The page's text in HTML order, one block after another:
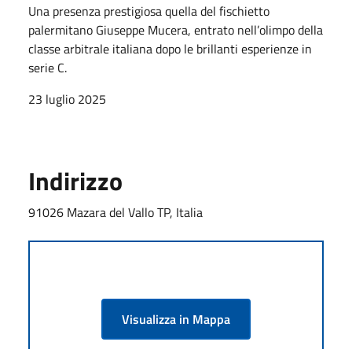
Una presenza prestigiosa quella del fischietto
palermitano Giuseppe Mucera, entrato nell’olimpo della
classe arbitrale italiana dopo le brillanti esperienze in
serie C.
23 luglio 2025
Indirizzo
91026 Mazara del Vallo TP, Italia
Visualizza in Mappa